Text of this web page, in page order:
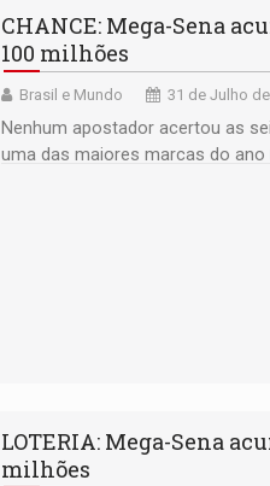
CHANCE: Mega-Sena
100 milhões
Brasil e Mundo 31 de Julho
Nenhum apostador acertou as
uma das maiores marcas do ano
LOTERIA: Mega-Sena
milhões